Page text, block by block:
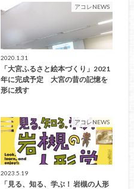
アコレNEWS
2020.1.31
「大宮ふるさと絵本づくり」2021
年に完成予定 大宮の昔の記憶を
形に残す
アコレNEWS
2023.5.19
「見る、知る、学ぶ！ 岩槻の人形